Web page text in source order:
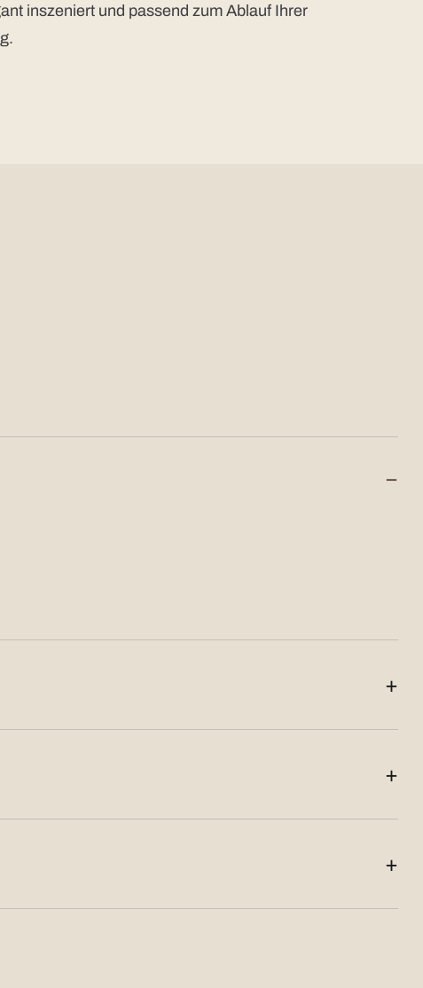
inszeniert und passend zum Ablauf Ihrer